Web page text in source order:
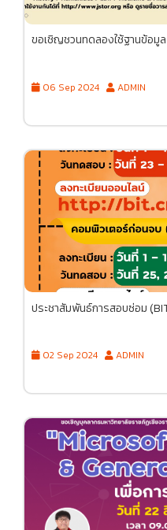
ขอเชิญชวนทดลองใช้ฐานข้อมูล
06 Sep 2024 ADMIN
ประชาสัมพันธ์การสอบซ่อม (ฺ
02 Sep 2024 ADMIN